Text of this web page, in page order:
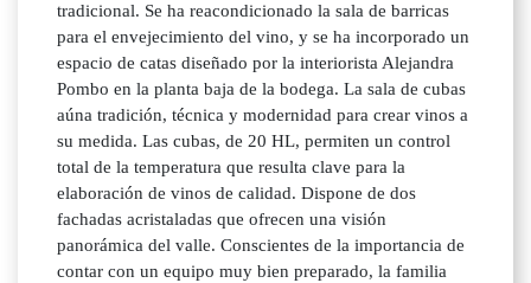
tradicional. Se ha reacondicionado la sala de barricas
para el envejecimiento del vino, y se ha incorporado un
espacio de catas diseñado por la interiorista Alejandra
Pombo en la planta baja de la bodega. La sala de cubas
aúna tradición, técnica y modernidad para crear vinos a
su medida. Las cubas, de 20 HL, permiten un control
total de la temperatura que resulta clave para la
elaboración de vinos de calidad. Dispone de dos
fachadas acristaladas que ofrecen una visión
panorámica del valle. Conscientes de la importancia de
contar con un equipo muy bien preparado, la familia